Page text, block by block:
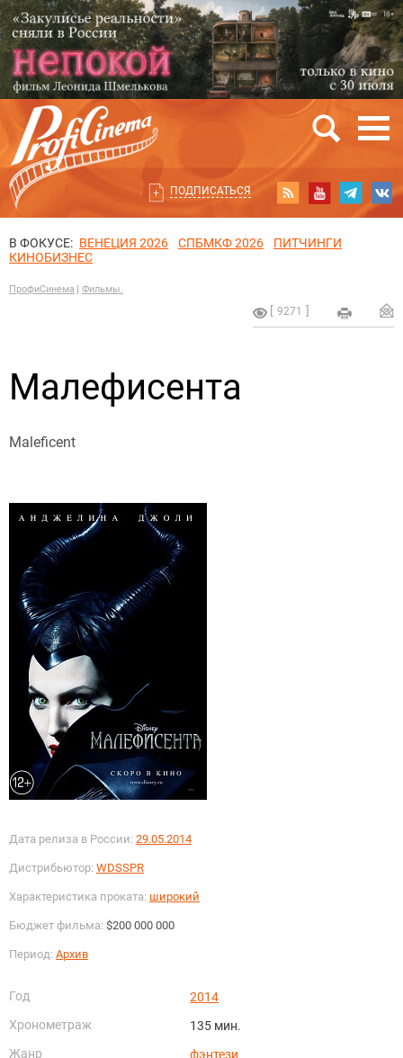
ПОДПИСАТЬСЯ
В ФОКУСЕ: ВЕНЕЦИЯ 2026 СПБМКФ 2026
ПИТЧИНГИ
КИНОБИЗНЕС
ПрофиСинема Фильмы.
9271
Малефисента
Maleficent
Дата релиза в России: 29.05.2014
Дистрибьютор: WDSSPR
Характеристика проката: широкий
Бюджет фильма: $200 000 000
Период: Архив
Год
2014
Хронометраж
135 мин.
Жанр
фэнтези